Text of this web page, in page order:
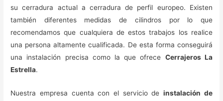
su cerradura actual a cerradura de perfil europeo. Existen
también diferentes medidas de cilindros por lo que
recomendamos que cualquiera de estos trabajos los realice
una persona altamente cualificada. De esta forma conseguirá
una instalación precisa como la que ofrece Cerrajeros La
Estrella.
Nuestra empresa cuenta con el servicio deinstalación de